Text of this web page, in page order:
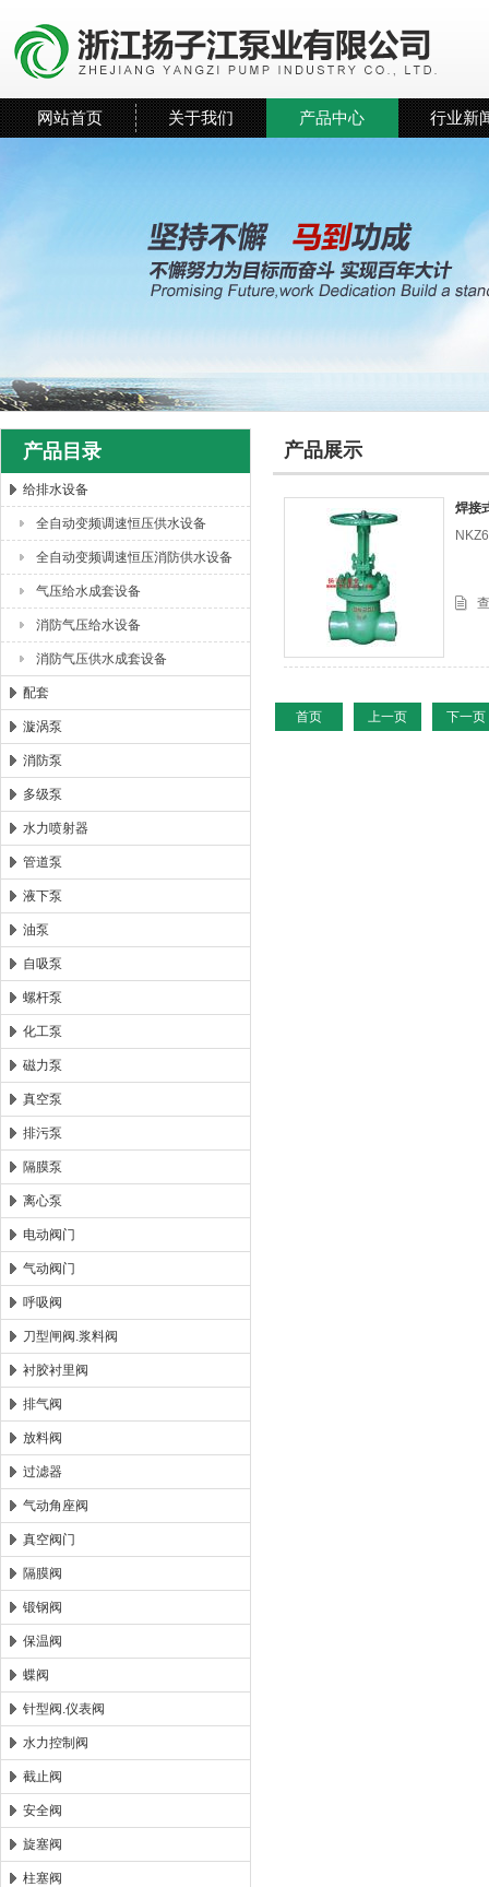
浙江扬子江泵业有限公司
网站首页 关于我们 产品中心 行业新
产品目录
给排水设备
全自动变频调速恒压供水设备
全自动变频调速恒压消防供水设备
气压给水成套设备
消防气压给水设备
消防气压供水成套设备
配套
漩涡泵
消防泵
多级泵
水力喷射器
管道泵
液下泵
油泵
自吸泵
螺杆泵
化工泵
磁力泵
真空泵
排污泵
隔膜泵
离心泵
电动阀门
气动阀门
呼吸阀
刀型闸阀.浆料阀
衬胶衬里阀
排气阀
放料阀
过滤器
气动角座阀
真空阀门
隔膜阀
锻钢阀
保温阀
蝶阀
针型阀.仪表阀
水力控制阀
截止阀
安全阀
旋塞阀
柱塞阀
产品展示
焊接
首页 上一页 下一页